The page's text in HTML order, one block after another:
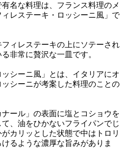
名な料理は、フランス料理のメ
レステーキ・ロッシーニ風」で
ィレステーキの上にソテーされ
非常に贅沢な一皿です。
シーニ風」とは、イタリアにオ
シーニが考案した料理のことの
ル」の表面に塩とコショウを
、油をひかないフライパンでじ
カリッとした状態で中はトロリ
るような濃厚な旨みがありま